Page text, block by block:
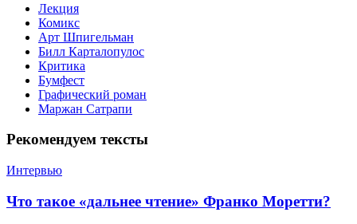
Лекция
Комикс
Арт Шпигельман
Билл Карталопулос
Критика
Бумфест
Графический роман
Маржан Сатрапи
Рекомендуем тексты
Интервью
​Что такое «дальнее чтение» Франко Моретти?